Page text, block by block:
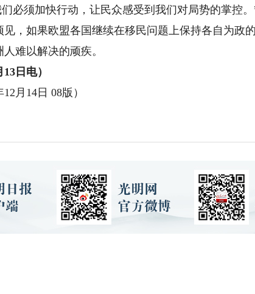
必须加快行动，让民众感受到我们对局势的掌控。
如果欧盟各国继续在移民问题上保持各自为政
难以解决的顽疾。
日电）
月14日 08版）